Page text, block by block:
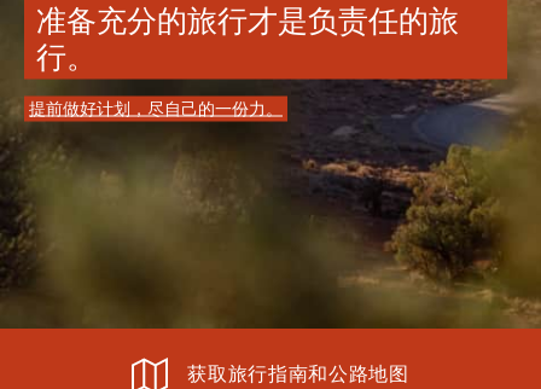
准备充分的旅行才是负责任的旅
行。
提前做好计划，尽自己的一份力。
获取旅行指南和公路地图